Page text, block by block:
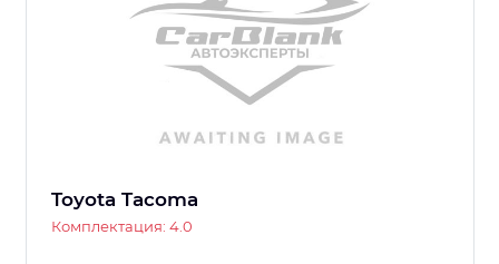
Toyota Tacoma
Комплектация: 4.0